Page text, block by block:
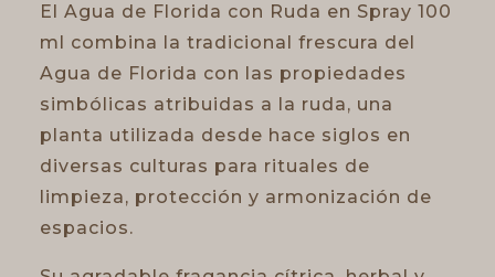
El Agua de Florida con Ruda en Spray 100
ml combina la tradicional frescura del
Agua de Florida con las propiedades
simbólicas atribuidas a la ruda, una
planta utilizada desde hace siglos en
diversas culturas para rituales de
limpieza, protección y armonización de
espacios.